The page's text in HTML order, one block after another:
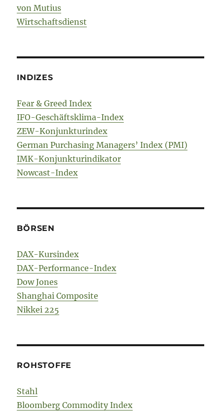
von Mutius
Wirtschaftsdienst
INDIZES
Fear & Greed Index
IFO-Geschäftsklima-Index
ZEW-Konjunkturindex
German Purchasing Managers’ Index (PMI)
IMK-Konjunkturindikator
Nowcast-Index
BÖRSEN
DAX-Kursindex
DAX-Performance-Index
Dow Jones
Shanghai Composite
Nikkei 225
ROHSTOFFE
Stahl
Bloomberg Commodity Index